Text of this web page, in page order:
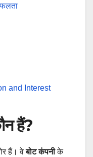
and Interest
हैं?
हैं। वेबोट कंपनीके